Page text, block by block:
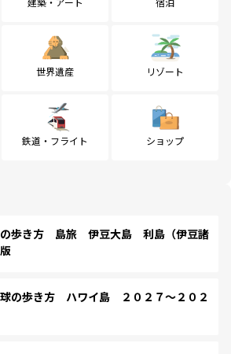
世界遺産 リゾート
鉄道・フライト ショップ
歩き方 島旅 伊豆大島 利島（伊豆諸
の歩き方 ハワイ島 ２０２７～２０２